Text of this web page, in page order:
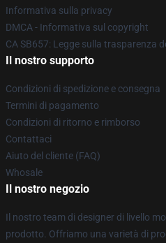
Informativa sulla privacy
DMCA - Informativa sul copyright
CA SB657: Legge sulla trasparenza
Il nostro supporto
Condizioni di spedizione e consegna
Termini di pagamento
Condizioni di ritorno e rimborso
Contattaci
Aiuto del cliente (FAQ)
Whosale
Il nostro negozio
Il nostro team di designer di livello
prodotto. Offriamo una varietà di